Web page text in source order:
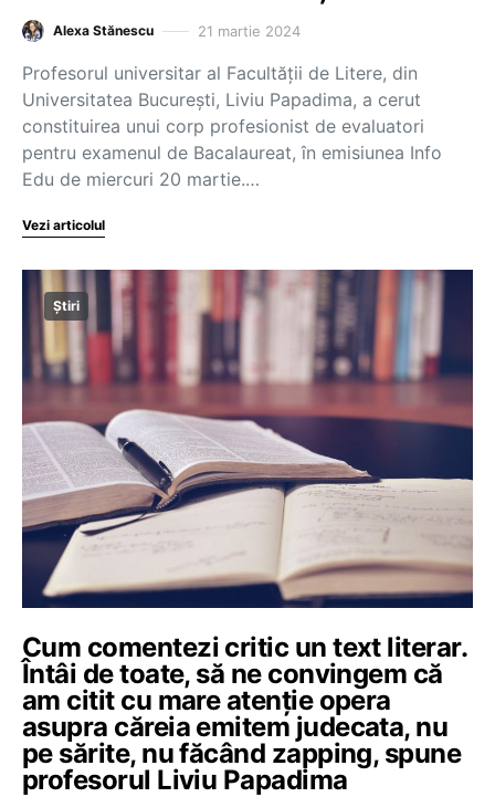
Alexa Stănescu 21 martie 2024
Profesorul universitar al Facultății de Litere, din
Universitatea București, Liviu Papadima, a cerut
constituirea unui corp profesionist de evaluatori
pentru examenul de Bacalaureat, în emisiunea Info
Edu de miercuri 20 martie.…
Vezi articolul
Știri
Cum comentezi critic un text literar.
Întâi de toate, să ne convingem că
am citit cu mare atenție opera
asupra căreia emitem judecata, nu
pe sărite, nu făcând zapping, spune
profesorul Liviu Papadima